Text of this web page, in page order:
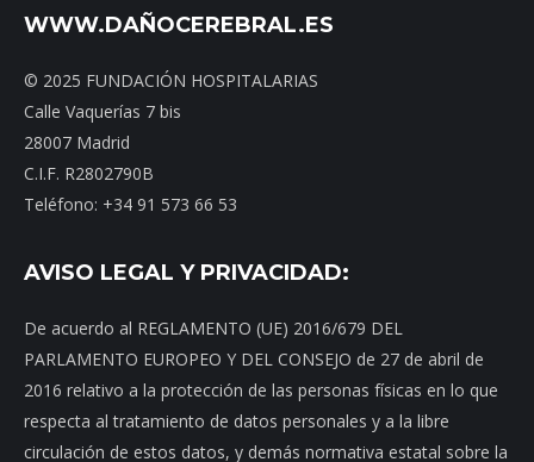
WWW.DAÑOCEREBRAL.ES
© 2025 FUNDACIÓN HOSPITALARIAS
Calle Vaquerías 7 bis
28007 Madrid
C.I.F. R2802790B
Teléfono: +34 91 573 66 53
AVISO LEGAL Y PRIVACIDAD:
De acuerdo al REGLAMENTO (UE) 2016/679 DEL
PARLAMENTO EUROPEO Y DEL CONSEJO de 27 de abril de
2016 relativo a la protección de las personas físicas en lo que
respecta al tratamiento de datos personales y a la libre
circulación de estos datos, y demás normativa estatal sobre la